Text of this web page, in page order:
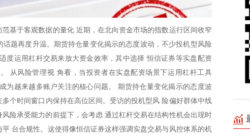
基于客观数据的量化 近期，在北向资金市场的指数运行区间收窄
话题再度升温。期货持仓量变化揭示的态度波动，不少投机型风险
度运用杠杆交易来放大资金效率，其中选择 恒信证券等实盘配资
从风险管理视 角看，当投资者在实盘配资场景下运用杠杆工具
为越来越多账户关注的核心问题。 期货持仓量变化揭示的态度波
个时间窗口内保持在高位区间。受访的投机型风 险偏好群体中线
风险承受能力的前提下，会考虑 通过杠杆交易在结构性机会出现时
台合规性。这使得像恒信证券这样强调实盘交易与风控体系的机